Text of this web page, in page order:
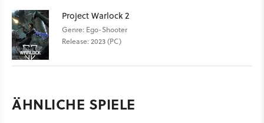
Project Warlock 2
Genre: Ego-Shooter
Release: 2023 (PC)
ÄHNLICHE SPIELE